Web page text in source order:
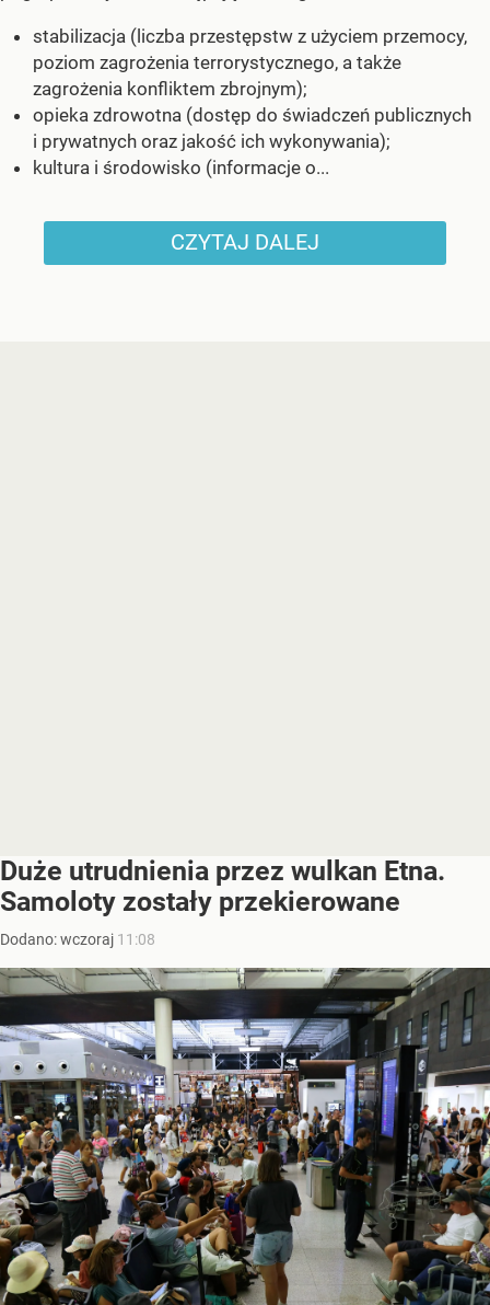
stabilizacja (liczba przestępstw z użyciem przemocy,
poziom zagrożenia terrorystycznego, a także
zagrożenia konfliktem zbrojnym);
opieka zdrowotna (dostęp do świadczeń publicznych
i prywatnych oraz jakość ich wykonywania);
kultura i środowisko (informacje o...
CZYTAJ DALEJ
Duże utrudnienia przez wulkan Etna.
Samoloty zostały przekierowane
Dodano:wczoraj 11:08